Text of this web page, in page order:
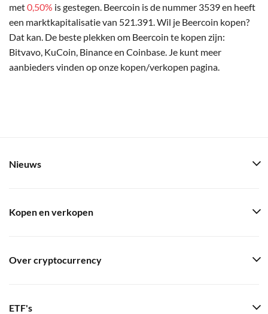
met0,50% is gestegen. Beercoin is de nummer 3539 en heeft
een marktkapitalisatie van 521.391. Wil je Beercoin kopen?
Dat kan. De beste plekken om Beercoin te kopen zijn:
Bitvavo, KuCoin, Binance en Coinbase. Je kunt meer
aanbieders vinden op onze kopen/verkopen pagina.
Nieuws
Kopen en verkopen
Over cryptocurrency
ETF's